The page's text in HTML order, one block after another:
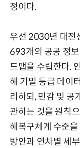
정이다.
우선 2030년 대전
693개의 공공 정
드맵을 수립한다.
해 기밀 등급 데이
리하되, 민감 및 공
관하는 것을 원칙
해복구체계 수준
방안과 연차별 세